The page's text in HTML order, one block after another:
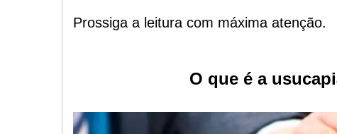
Prossiga a leitura com máxima atenção.
O que é a